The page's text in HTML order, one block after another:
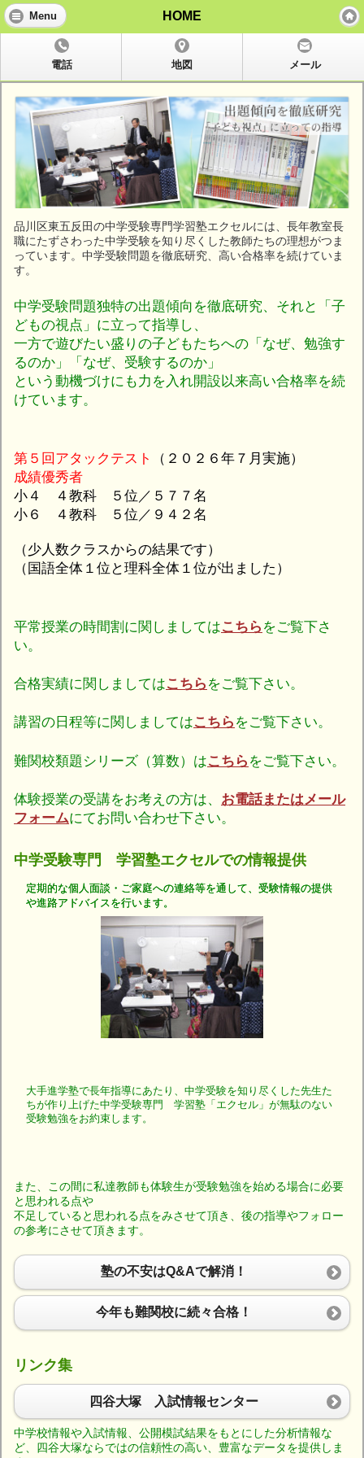
Menu HOME
電話 地図 メール
品川区東五反田の中学受験専門学習塾エクセルには、長年教室長
職にたずさわった中学受験を知り尽くした教師たちの理想がつま
っています。中学受験問題を徹底研究、高い合格率を続けていま
す。
中学受験問題独特の出題傾向を徹底研究、それと「子
どもの視点」に立って指導し、
一方で遊びたい盛りの子どもたちへの「なぜ、勉強す
るのか」「なぜ、受験するのか」
という動機づけにも力を入れ開設以来高い合格率を続
けています。
第５回アタックテスト
（２０２６年７月実施）
成績優秀者
小４ ４教科 ５位／５７７名
小６ ４教科 ５位／９４２名
（少人数クラスからの結果です）
（国語全体１位と理科全体１位が出ました）
平常授業の時間割に関しましてはこちら をご覧下さ
い。
合格実績に関しましてはこちら をご覧下さい。
講習の日程等に関しましてはこちら をご覧下さい。
難関校類題シリーズ（算数）はこちら をご覧下さい。
体験授業の受講をお考えの方は、 お電話またはメール
フォームにてお問い合わせ下さい。
中学受験専門 学習塾エクセルでの情報提供
定期的な個人面談・ご家庭への連絡等を通して、受験情報の提供
や進路アドバイスを行います。
大手進学塾で長年指導にあたり、中学受験を知り尽くした先生た
ちが作り上げた中学受験専門 学習塾「エクセル」が無駄のない
受験勉強をお約束します。
また、この間に私達教師も体験生が受験勉強を始める場合に必要
と思われる点や
不足していると思われる点をみさせて頂き、後の指導やフォロー
の参考にさせて頂きます。
塾の不安はQ&Aで解消！
今年も難関校に続々合格！
リンク集
四谷大塚 入試情報センター
中学校情報や入試情報、公開模試結果をもとにした分析情報な
ど、四谷大塚ならではの信頼性の高い、豊富なデータを提供しま